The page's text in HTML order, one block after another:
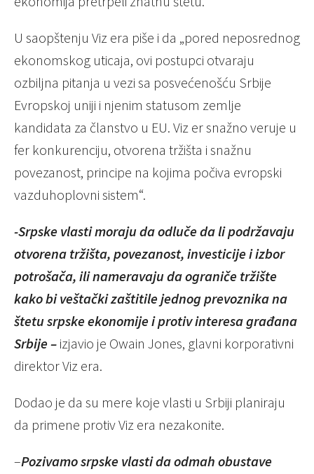
U saopštenju Viz era piše i da „pored neposrednog
ekonomskog uticaja, ovi postupci otvaraju
ozbiljna pitanja u vezi sa posvećenošću Srbije
Evropskoj uniji i njenim statusom zemlje
kandidata za članstvo u EU. Viz er snažno veruje u
fer konkurenciju, otvorena tržišta i snažnu
povezanost, principe na kojima počiva evropski
vazduhoplovni sistem“.
-Srpske vlasti moraju da odluče da li podržavaju
otvorena tržišta, povezanost, investicije i izbor
potrošača, ili nameravaju da ograniče tržište
kako bi veštački zaštitile jednog prevoznika na
štetu srpske ekonomije i protiv interesa građana
Srbije – izjavio je Owain Jones, glavni korporativni
direktor Viz era.
Dodao je da su mere koje vlasti u Srbiji planiraju
da primene protiv Viz era nezakonite.
–Pozivamo srpske vlasti da odmah obustave